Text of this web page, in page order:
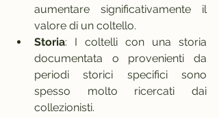
aumentare significativamente il
valore di un coltello.
Storia: I coltelli con una storia
documentata o provenienti da
periodi storici specifici sono
spesso molto ricercati dai
collezionisti.